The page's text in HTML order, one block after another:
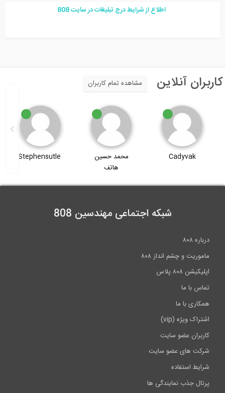
اطلاع از شرایط درج تبلیغات در سایت 808
آنلاین مشاهده تمام کاربران
محمد حسین
Stephensutle محسن فیروزی
شبکه اجتماعی مهندسین 808
درباره ۸۰۸
ماموریت و چشم انداز ۸۰۸
اپلیکیشن ۸۰۸ پلاس
تماس با ما
همکاری با ما
اشتراک ویژه (vip)
کاربران عضو سایت
شرکت های عضو سایت
شرایط استفاده
پرتال جذب نمایندگی ها